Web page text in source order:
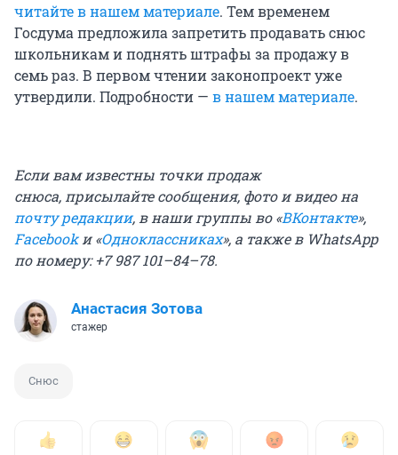
читайте в нашем материале. Тем временем
Госдума предложила запретить продавать снюс
школьникам и поднять штрафы за продажу в
семь раз. В первом чтении законопроект уже
утвердили. Подробности — в нашем материале.
Если вам известны точки продаж
снюса, присылайте сообщения, фото и видео на
почту редакции, в наши группы во «ВКонтакте»,
Facebookи «Одноклассниках», а также в WhatsApp
по номеру: +7 987 101–84–78.
Анастасия Зотова
стажер
Снюс